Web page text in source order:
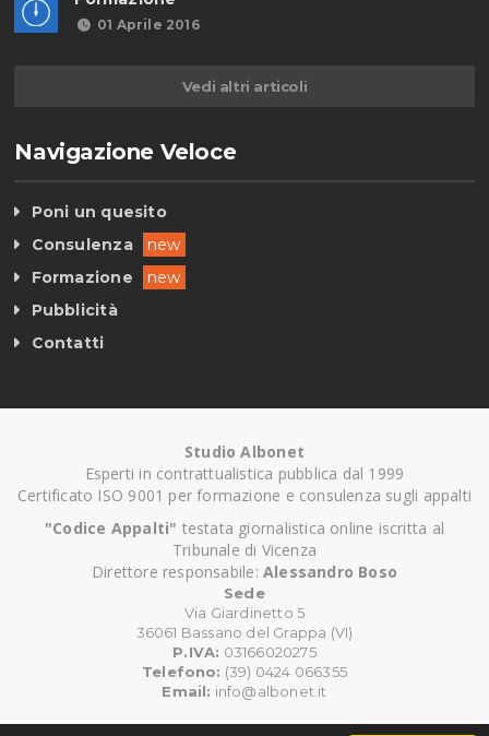
01 Aprile 2016
Vedi altri articoli
Navigazione Veloce
Poni un quesito
Consulenza
new
Formazione
new
Pubblicità
Contatti
Studio Albonet
Esperti in contrattualistica pubblica dal 1999
Certificato ISO 9001 per formazione e consulenza sugli appalti
"Codice Appalti" testata giornalistica online iscritta al
Tribunale di Vicenza
Direttore responsabile: Alessandro Boso
Sede
Via Giardinetto 5
36061 Bassano del Grappa (VI)
P.IVA: 03166020275
Telefono: (39) 0424 066355
Email: info@albonet.it